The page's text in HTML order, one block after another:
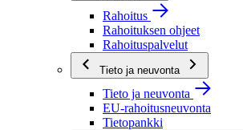
Rahoitus
Rahoituksen ohjeet
Rahoituspalvelut
Tieto ja neuvonta
Tieto ja neuvonta
EU-rahoitusneuvonta
Tietopankki